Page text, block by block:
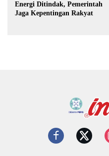
Energi Ditindak, Pemerintah
Jaga Kepentingan Rakyat